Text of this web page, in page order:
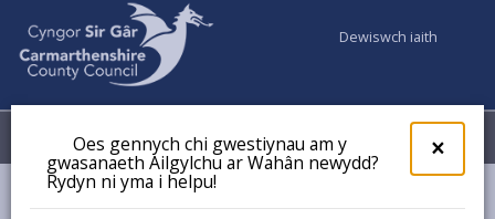
×
Oes gennych chi gwestiynau am y
gwasanaeth Ailgylchu ar Wahân newydd?
Rydyn ni yma i helpu!
Dewiswch iaith
Dewislen